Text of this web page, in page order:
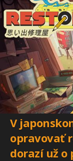
V
opravovať
dorazí už o